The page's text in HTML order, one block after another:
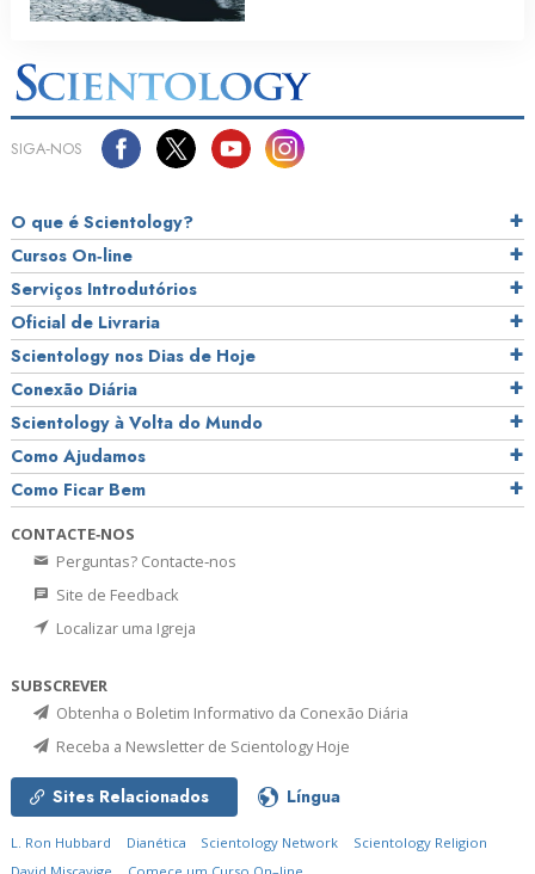
SIGA‑NOS
O que é Scientology?
Cursos On‑line
Serviços Introdutórios
Oficial de Livraria
Scientology nos Dias de Hoje
Conexão Diária
Scientology à Volta do Mundo
Como Ajudamos
Como Ficar Bem
CONTACTE‑NOS
Perguntas? Contacte‑nos
Site de Feedback
Localizar uma Igreja
SUBSCREVER
Obtenha o Boletim Informativo da Conexão Diária
Receba a Newsletter de Scientology Hoje
Sites Relacionados Língua
L. Ron Hubbard Dianética Scientology Network
Scientology Religion